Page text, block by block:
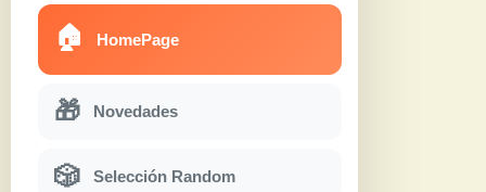
🏠 HomePage
🎁 Novedades
🎲 Selección Random